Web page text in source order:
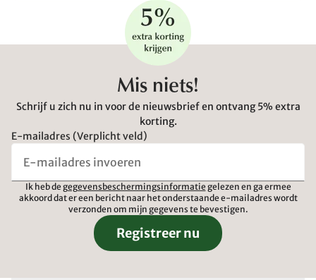
Mis niets!
Schrijf u zich nu in voor de nieuwsbrief en ontvang 5% extra
korting.
E-mailadres (Verplicht veld)
Ik heb de gegevensbeschermingsinformatie gelezen en ga ermee
akkoord dat er een bericht naar het onderstaande e-mailadres wordt
verzonden om mijn gegevens te bevestigen.
Registreer nu